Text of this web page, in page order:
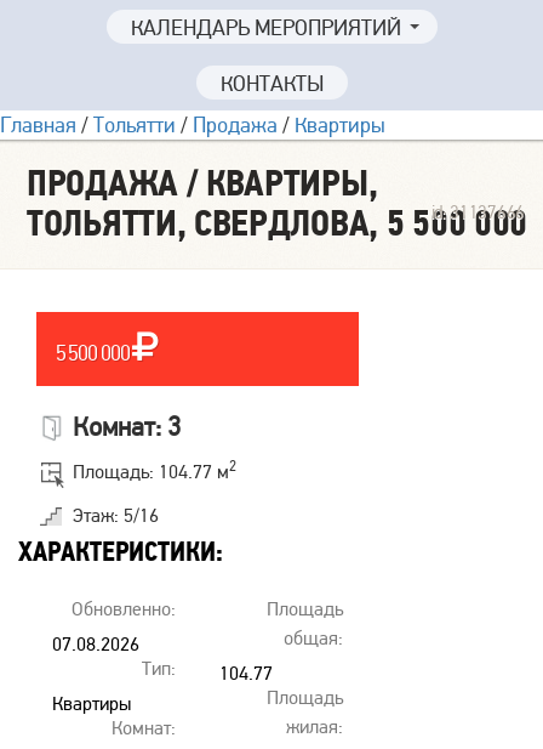
КАЛЕНДАРЬ МЕРОПРИЯТИЙ
КОНТАКТЫ
Главная /Тольятти / Продажа / Квартиры
ПРОДАЖА / КВАРТИРЫ,
ТОЛЬЯТТИ, СВЕРДЛОВА, 5 500 000
id: 31137666
5 500 000
Комнат: 3
Площадь: 104.77 м2
Этаж: 5/16
ХАРАКТЕРИСТИКИ:
Обновленно:
07.08.2026
Тип:
Квартиры
Комнат:
Площадь
общая:
104.77
Площадь
жилая: